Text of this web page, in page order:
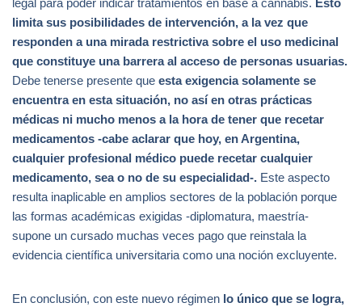
legal para poder indicar tratamientos en base a cannabis. Esto
limita sus posibilidades de intervención, a la vez que
responden a una mirada restrictiva sobre el uso medicinal
que constituye una barrera al acceso de personas usuarias.
Debe tenerse presente que esta exigencia solamente se
encuentra en esta situación, no así en otras prácticas
médicas ni mucho menos a la hora de tener que recetar
medicamentos -cabe aclarar que hoy, en Argentina,
cualquier profesional médico puede recetar cualquier
medicamento, sea o no de su especialidad-. Este aspecto
resulta inaplicable en amplios sectores de la población porque
las formas académicas exigidas -diplomatura, maestría-
supone un cursado muchas veces pago que reinstala la
evidencia científica universitaria como una noción excluyente.
En conclusión, con este nuevo régimen lo único que se logra,